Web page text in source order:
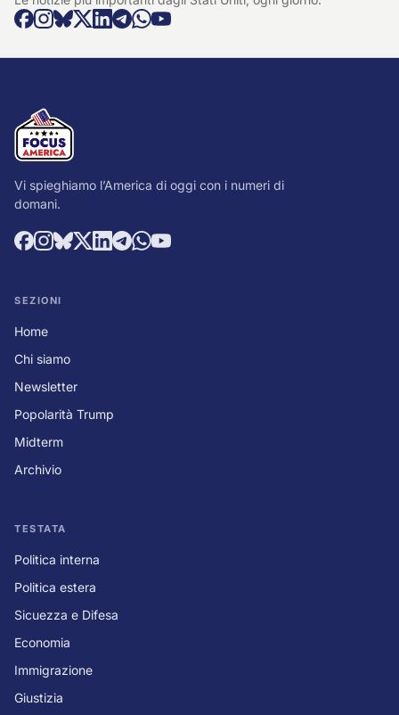
Vi spieghiamo l’America di oggi con i numeri di
domani.
SEZIONI
Home
Chi siamo
Newsletter
Popolarità Trump
Midterm
Archivio
TESTATA
Politica interna
Politica estera
Sicuezza e Difesa
Economia
Immigrazione
Giustizia